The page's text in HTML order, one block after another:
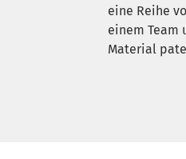
eine Reihe
einem Team
Material